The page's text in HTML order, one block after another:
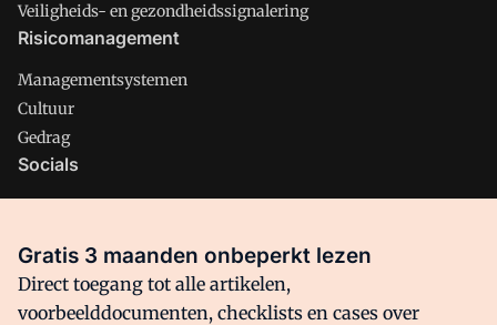
Veiligheids- en gezondheidssignalering
Risicomanagement
Managementsystemen
Cultuur
Gedrag
Socials
Facebook
Gratis 3 maanden onbeperkt lezen
Direct toegang tot alle artikelen,
voorbeelddocumenten, checklists en cases over